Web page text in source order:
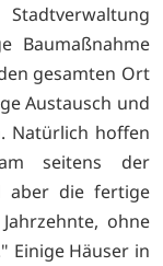
Baumaßnahme
gesamten Ort
Austausch und
Natürlich hoffen
seitens der
aber die fertige
ohne
Einige Häuser in